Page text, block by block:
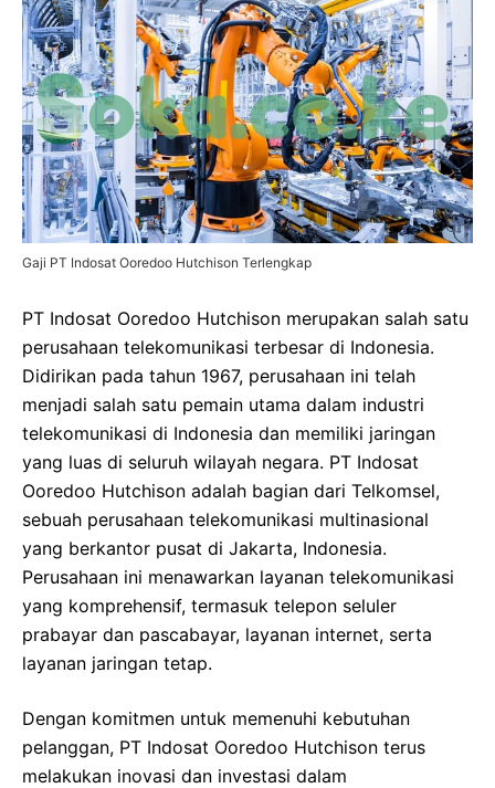
Gaji PT Indosat Ooredoo Hutchison Terlengkap
PT Indosat Ooredoo Hutchison merupakan salah satu
perusahaan telekomunikasi terbesar di Indonesia.
Didirikan pada tahun 1967, perusahaan ini telah
menjadi salah satu pemain utama dalam industri
telekomunikasi di Indonesia dan memiliki jaringan
yang luas di seluruh wilayah negara. PT Indosat
Ooredoo Hutchison adalah bagian dari Telkomsel,
sebuah perusahaan telekomunikasi multinasional
yang berkantor pusat di Jakarta, Indonesia.
Perusahaan ini menawarkan layanan telekomunikasi
yang komprehensif, termasuk telepon seluler
prabayar dan pascabayar, layanan internet, serta
layanan jaringan tetap.
Dengan komitmen untuk memenuhi kebutuhan
pelanggan, PT Indosat Ooredoo Hutchison terus
melakukan inovasi dan investasi dalam